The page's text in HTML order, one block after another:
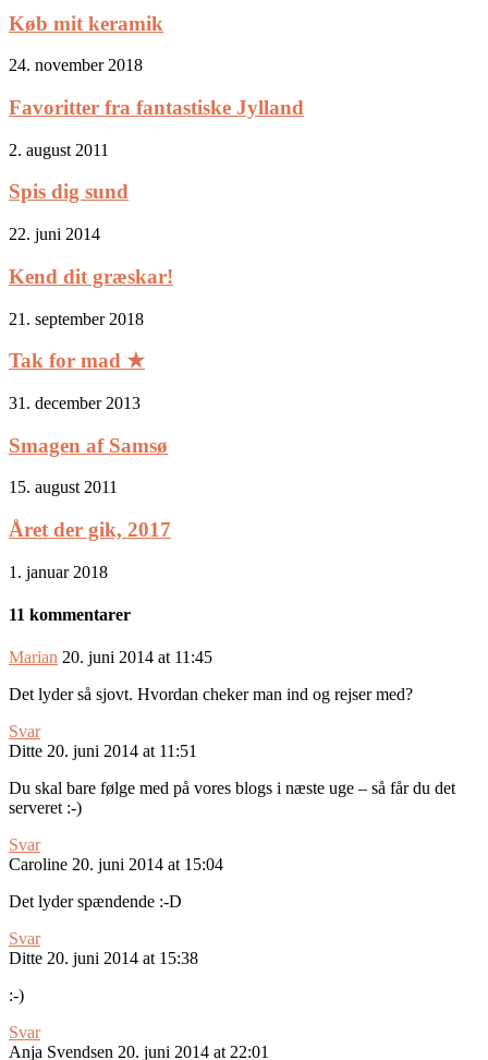
Køb mit keramik
24. november 2018
Favoritter fra fantastiske Jylland
2. august 2011
Spis dig sund
22. juni 2014
Kend dit græskar!
21. september 2018
Tak for mad ★
31. december 2013
Smagen af Samsø
15. august 2011
Året der gik, 2017
1. januar 2018
11 kommentarer
Marian 20. juni 2014 at 11:45
Det lyder så sjovt. Hvordan cheker man ind og rejser med?
Svar
Ditte 20. juni 2014 at 11:51
Du skal bare følge med på vores blogs i næste uge – så får du det
serveret :-)
Svar
Caroline 20. juni 2014 at 15:04
Det lyder spændende :-D
Svar
Ditte 20. juni 2014 at 15:38
:-)
Svar
Anja Svendsen 20. juni 2014 at 22:01